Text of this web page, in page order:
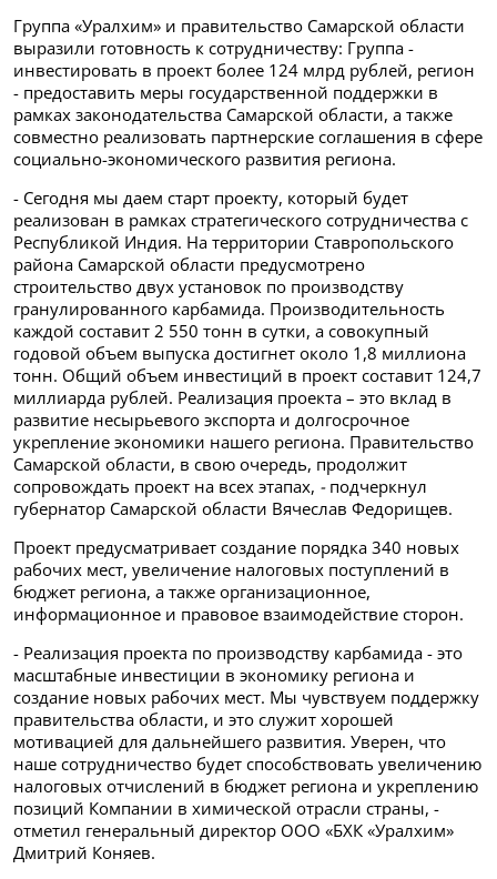
Группа «Уралхим» и правительство Самарской области
выразили готовность к сотрудничеству: Группа -
инвестировать в проект более 124 млрд рублей, регион
- предоставить меры государственной поддержки в
рамках законодательства Самарской области, а также
совместно реализовать партнерские соглашения в сфере
социально-экономического развития региона.
- Сегодня мы даем старт проекту, который будет
реализован в рамках стратегического сотрудничества с
Республикой Индия. На территории Ставропольского
района Самарской области предусмотрено
строительство двух установок по производству
гранулированного карбамида. Производительность
каждой составит 2 550 тонн в сутки, а совокупный
годовой объем выпуска достигнет около 1,8 миллиона
тонн. Общий объем инвестиций в проект составит 124,7
миллиарда рублей. Реализация проекта – это вклад в
развитие несырьевого экспорта и долгосрочное
укрепление экономики нашего региона. Правительство
Самарской области, в свою очередь, продолжит
сопровождать проект на всех этапах, - подчеркнул
губернатор Самарской области Вячеслав Федорищев.
Проект предусматривает создание порядка 340 новых
рабочих мест, увеличение налоговых поступлений в
бюджет региона, а также организационное,
информационное и правовое взаимодействие сторон.
- Реализация проекта по производству карбамида - это
масштабные инвестиции в экономику региона и
создание новых рабочих мест. Мы чувствуем поддержку
правительства области, и это служит хорошей
мотивацией для дальнейшего развития. Уверен, что
наше сотрудничество будет способствовать увеличению
налоговых отчислений в бюджет региона и укреплению
позиций Компании в химической отрасли страны, -
отметил генеральный директор ООО «БХК «Уралхим»
Дмитрий Коняев.